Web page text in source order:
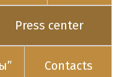
Press center
Contacts